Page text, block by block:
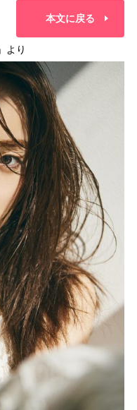
本文に戻る
より